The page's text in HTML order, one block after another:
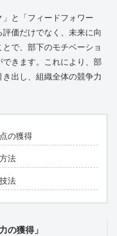
と「フィードフォワー
価だけでなく、未来に向
で、部下のモチベーショ
きます。これにより、部
出し、組織全体の競争力
の獲得
法
法
の獲得」